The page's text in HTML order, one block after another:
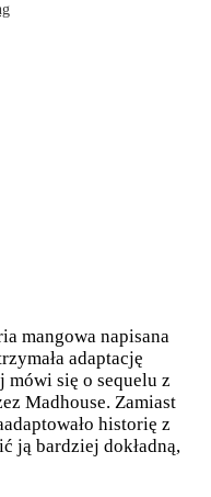
mangowa napisana
adaptację
mówi się o sequelu z
Madhouse. Zamiast
historię z
ją bardziej dokładną,